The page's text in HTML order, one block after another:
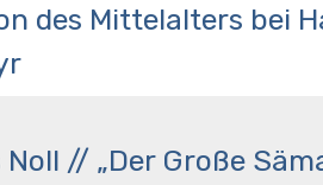
des Mittelalters bei
// „Der Große